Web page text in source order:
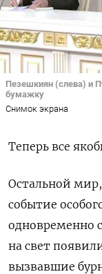
Пезешкиян (слева) и
бумажку
Снимок экрана
Теперь все
Остальной мир,
событие
одновременно
на свет
вызвавшие